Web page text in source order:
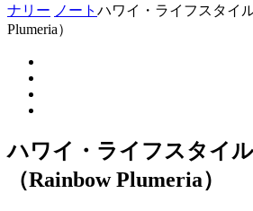
ナリー ノート ハワイ・ライフスタイ
Plumeria）
ハワイ・ライフスタイ
（Rainbow Plumeria）